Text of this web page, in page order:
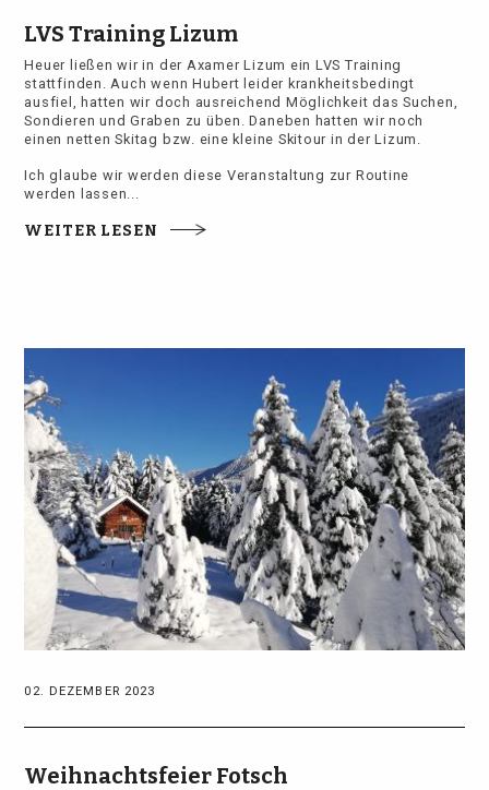
LVS Training Lizum
Heuer ließen wir in der Axamer Lizum ein LVS Training
stattfinden. Auch wenn Hubert leider krankheitsbedingt
ausfiel, hatten wir doch ausreichend Möglichkeit das Suchen,
Sondieren und Graben zu üben. Daneben hatten wir noch
einen netten Skitag bzw. eine kleine Skitour in der Lizum.
Ich glaube wir werden diese Veranstaltung zur Routine
werden lassen...
WEITER LESEN
02. DEZEMBER 2023
Weihnachtsfeier Fotsch